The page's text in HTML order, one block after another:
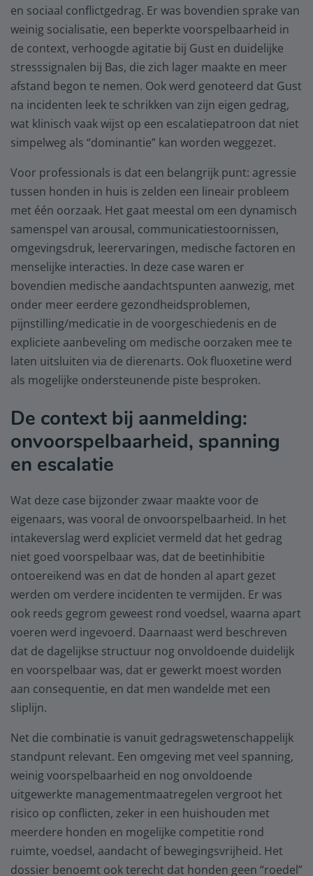
en sociaal conflictgedrag. Er was bovendien sprake van
weinig socialisatie, een beperkte voorspelbaarheid in
de context, verhoogde agitatie bij Gust en duidelijke
stresssignalen bij Bas, die zich lager maakte en meer
afstand begon te nemen. Ook werd genoteerd dat Gust
na incidenten leek te schrikken van zijn eigen gedrag,
wat klinisch vaak wijst op een escalatiepatroon dat niet
simpelweg als “dominantie” kan worden weggezet.
Voor professionals is dat een belangrijk punt: agressie
tussen honden in huis is zelden een lineair probleem
met één oorzaak. Het gaat meestal om een dynamisch
samenspel van arousal, communicatiestoornissen,
omgevingsdruk, leerervaringen, medische factoren en
menselijke interacties. In deze case waren er
bovendien medische aandachtspunten aanwezig, met
onder meer eerdere gezondheidsproblemen,
pijnstilling/medicatie in de voorgeschiedenis en de
expliciete aanbeveling om medische oorzaken mee te
laten uitsluiten via de dierenarts. Ook fluoxetine werd
als mogelijke ondersteunende piste besproken.
De context bij aanmelding:
onvoorspelbaarheid, spanning
en escalatie
Wat deze case bijzonder zwaar maakte voor de
eigenaars, was vooral de onvoorspelbaarheid. In het
intakeverslag werd expliciet vermeld dat het gedrag
niet goed voorspelbaar was, dat de beetinhibitie
ontoereikend was en dat de honden al apart gezet
werden om verdere incidenten te vermijden. Er was
ook reeds gegrom geweest rond voedsel, waarna apart
voeren werd ingevoerd. Daarnaast werd beschreven
dat de dagelijkse structuur nog onvoldoende duidelijk
en voorspelbaar was, dat er gewerkt moest worden
aan consequentie, en dat men wandelde met een
sliplijn.
Net die combinatie is vanuit gedragswetenschappelijk
standpunt relevant. Een omgeving met veel spanning,
weinig voorspelbaarheid en nog onvoldoende
uitgewerkte managementmaatregelen vergroot het
risico op conflicten, zeker in een huishouden met
meerdere honden en mogelijke competitie rond
ruimte, voedsel, aandacht of bewegingsvrijheid. Het
dossier benoemt ook terecht dat honden geen “roedel”